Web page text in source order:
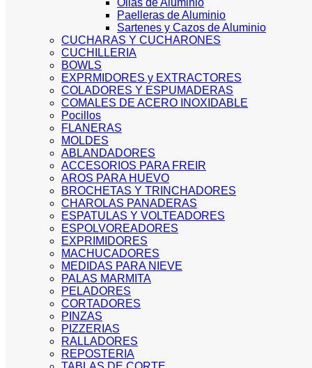
Ollas de Aluminio
Paelleras de Aluminio
Sartenes y Cazos de Aluminio
CUCHARAS Y CUCHARONES
CUCHILLERIA
BOWLS
EXPRMIDORES y EXTRACTORES
COLADORES Y ESPUMADERAS
COMALES DE ACERO INOXIDABLE
Pocillos
FLANERAS
MOLDES
ABLANDADORES
ACCESORIOS PARA FREIR
AROS PARA HUEVO
BROCHETAS Y TRINCHADORES
CHAROLAS PANADERAS
ESPATULAS Y VOLTEADORES
ESPOLVOREADORES
EXPRIMIDORES
MACHUCADORES
MEDIDAS PARA NIEVE
PALAS MARMITA
PELADORES
CORTADORES
PINZAS
PIZZERIAS
RALLADORES
REPOSTERIA